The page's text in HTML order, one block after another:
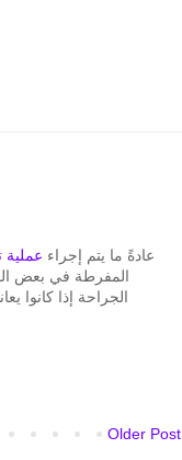
عادةً ما يتم إجراء عملية
الجراحة إذا كانوا
Older Post